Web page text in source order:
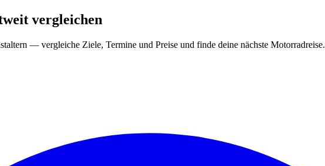
vergleichen
— vergleiche Ziele, Termine und Preise und finde deine nächste Motorradreise.